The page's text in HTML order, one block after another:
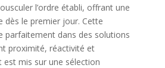
l’ordre établi, offrant une
dès le premier jour. Cette
parfaitement dans des solutions
proximité, réactivité et
est mis sur une sélection